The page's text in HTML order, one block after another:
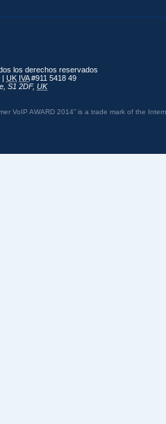
los derechos reservados
| UK IVA#911 5418 49
S1 2DF, UK
VoIP AWARD 2014” is a trade mark of the